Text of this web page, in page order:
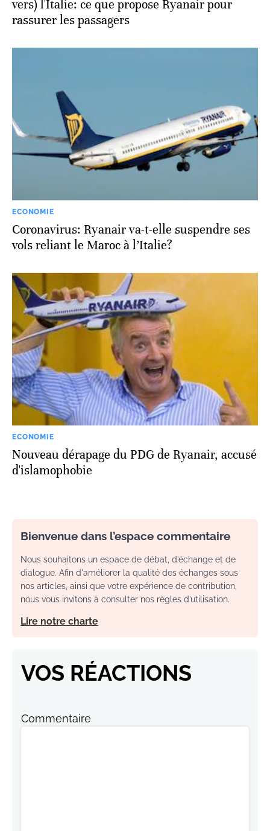
vers) l'Italie: ce que propose Ryanair pour
rassurer les passagers
ECONOMIE
Coronavirus: Ryanair va-t-elle suspendre ses
vols reliant le Maroc à l’Italie?
ECONOMIE
Nouveau dérapage du PDG de Ryanair, accusé
d'islamophobie
Bienvenue dans l’espace commentaire
Nous souhaitons un espace de débat, d’échange et de
dialogue. Afin d'améliorer la qualité des échanges sous
nos articles, ainsi que votre expérience de contribution,
nous vous invitons à consulter nos règles d’utilisation.
Lire notre charte
VOS RÉACTIONS
Commentaire